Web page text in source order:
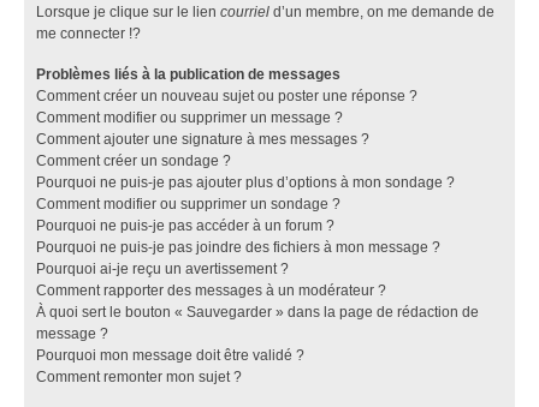
Lorsque je clique sur le lien courriel d’un membre, on me demande de
me connecter !?
Problèmes liés à la publication de messages
Comment créer un nouveau sujet ou poster une réponse ?
Comment modifier ou supprimer un message ?
Comment ajouter une signature à mes messages ?
Comment créer un sondage ?
Pourquoi ne puis-je pas ajouter plus d’options à mon sondage ?
Comment modifier ou supprimer un sondage ?
Pourquoi ne puis-je pas accéder à un forum ?
Pourquoi ne puis-je pas joindre des fichiers à mon message ?
Pourquoi ai-je reçu un avertissement ?
Comment rapporter des messages à un modérateur ?
À quoi sert le bouton « Sauvegarder » dans la page de rédaction de
message ?
Pourquoi mon message doit être validé ?
Comment remonter mon sujet ?